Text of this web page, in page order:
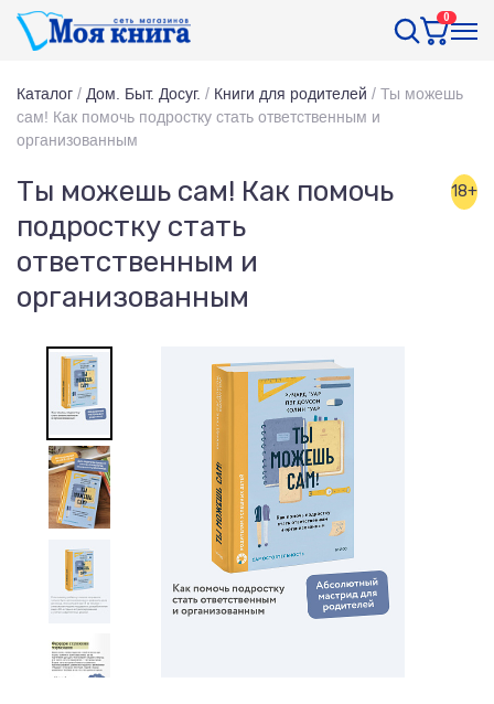
0
Каталог / Дом. Быт. Досуг. / Книги для родителей / Ты можешь
сам! Как помочь подростку стать ответственным и
организованным
Ты можешь сам! Как помочь
подростку стать
ответственным и
организованным
18+